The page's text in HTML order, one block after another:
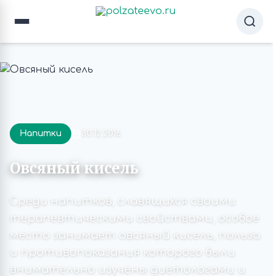
Напитки 30.12.2016
Овсяный кисель
Среди напитков, славящихся своими
терапевтическими свойствами, особое
место занимает овсяный кисель, польза
и противопоказания которого были
внимательно изучены диетологами и